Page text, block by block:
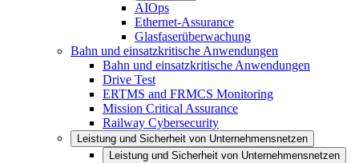
AIOps
Ethernet-Assurance
Glasfaserüberwachung
Bahn und einsatzkritische Anwendungen
Bahn und einsatzkritische Anwendungen
Drive Test
ERTMS and FRMCS Monitoring
Mission Critical Assurance
Railway Cybersecurity
Leistung und Sicherheit von Unternehmensnetzen
Leistung und Sicherheit von Unternehmensnetzen